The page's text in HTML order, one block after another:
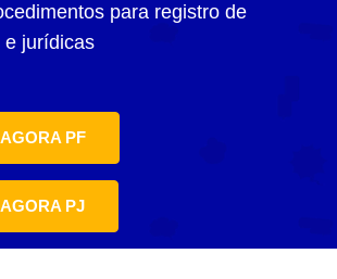
para registro de
e jurídicas
PF
PJ